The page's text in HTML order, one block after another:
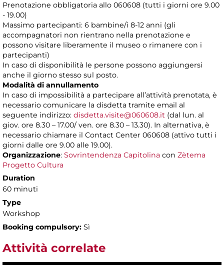
Prenotazione obbligatoria allo 060608 (tutti i giorni ore 9.00
- 19.00)
Massimo partecipanti: 6 bambine/i 8-12 anni (gli
accompagnatori non rientrano nella prenotazione e
possono visitare liberamente il museo o rimanere con i
partecipanti)
In caso di disponibilità le persone possono aggiungersi
anche il giorno stesso sul posto.
Modalità di annullamento
In caso di impossibilità a partecipare all’attività prenotata, è
necessario comunicare la disdetta tramite email al
seguente indirizzo: disdetta.visite@060608.it (dal lun. al
giov. ore 8.30 – 17.00/ ven. ore 8.30 – 13.30). In alternativa, è
necessario chiamare il Contact Center 060608 (attivo tutti i
giorni dalle ore 9.00 alle 19.00).
Organizzazione: Sovrintendenza Capitolina con Zètema
Progetto Cultura
Duration
60 minuti
Type
Workshop
Booking compulsory: Sì
Attività correlate